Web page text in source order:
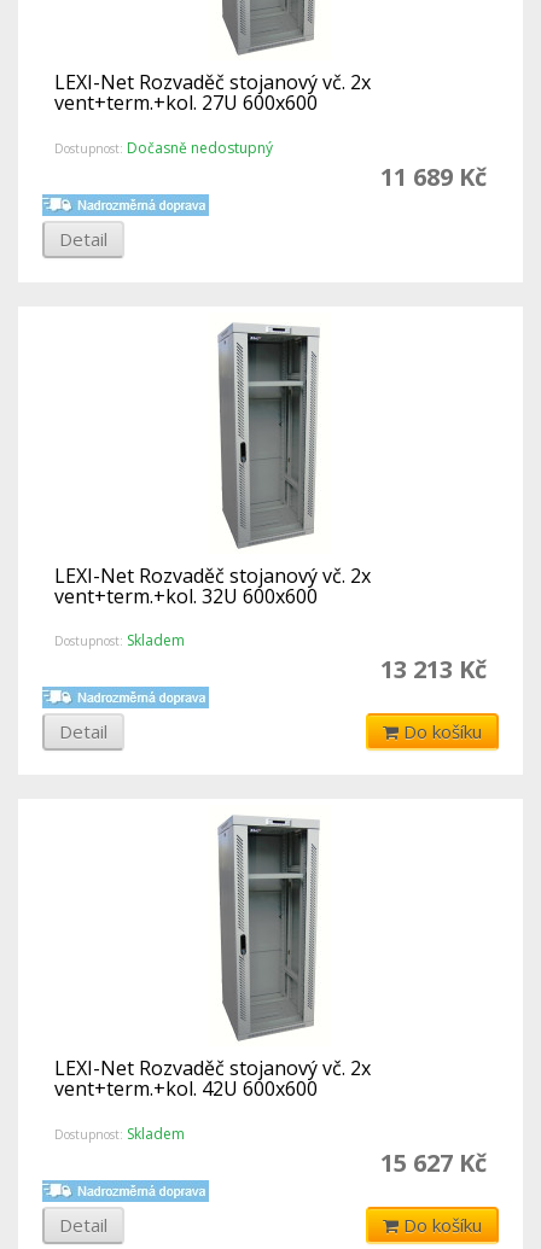
LEXI-Net Rozvaděč stojanový vč. 2x
vent+term.+kol. 27U 600x600
Dostupnost: Dočasně nedostupný
11 689 Kč
Detail
LEXI-Net Rozvaděč stojanový vč. 2x
vent+term.+kol. 32U 600x600
Dostupnost: Skladem
13 213 Kč
Detail Do košíku
LEXI-Net Rozvaděč stojanový vč. 2x
vent+term.+kol. 42U 600x600
Dostupnost: Skladem
15 627 Kč
Detail Do košíku